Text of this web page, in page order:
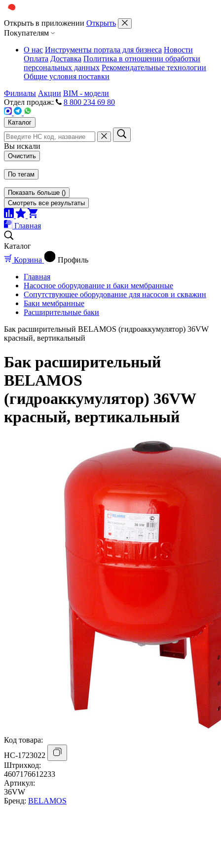
Открыть в приложении Открыть
Покупателям
О нас Инструменты портала для бизнеса Новости
Оплата Доставка Политика в отношении обработки
персональных данных Рекомендательные технологии
Общие условия поставки
Филиалы Акции BIM - модели
Отдел продаж:
8 800 234 69 80
Каталог
Вы искали
Очистить
По тегам
Показать больше ()
Смотреть все результаты
Главная
Каталог
Корзина
Профиль
Главная
Насосное оборудование и баки мембранные
Сопутствующее оборудование для насосов и скважин
Баки мембранные
Расширительные баки
Бак расширительный BELAMOS (гидроаккумулятор) 36VW
красный, вертикальный
Бак расширительный
BELAMOS
(гидроаккумулятор) 36VW
красный, вертикальный
Код товара:
НС-1723022
Штрихкод:
4607176612233
Артикул:
36VW
Бренд: BELAMOS